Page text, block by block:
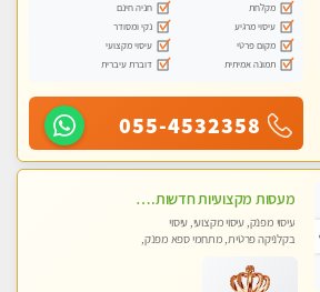
מקלחת
חניה חינם
עיסוי מרגיע
נקי ומסודר
מקום פרטי
עיסוי מקצועי
תמונה אמיתית
דוברת עיברית
055-4532358
מעסות מקצועיות חדשות. גישה אישית לכל לקוח. אל תפספסו את ההזדמנות שלכם. פנקו את עצמכם וקבלו מקסימום הנאה ורוגע.
עיסוי מפנק, עיסוי מקצועי, עיסוי
בקלניקה פרטית, מתחמי ספא מפנק,